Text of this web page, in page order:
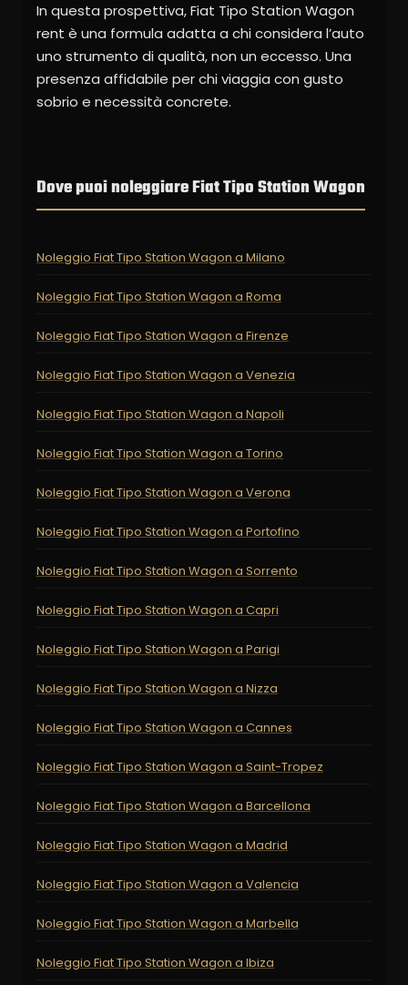
In questa prospettiva, Fiat Tipo Station Wagon
rent è una formula adatta a chi considera l’auto
uno strumento di qualità, non un eccesso. Una
presenza affidabile per chi viaggia con gusto
sobrio e necessità concrete.
Dove puoi noleggiare Fiat Tipo Station Wagon
Noleggio Fiat Tipo Station Wagon a Milano
Noleggio Fiat Tipo Station Wagon a Roma
Noleggio Fiat Tipo Station Wagon a Firenze
Noleggio Fiat Tipo Station Wagon a Venezia
Noleggio Fiat Tipo Station Wagon a Napoli
Noleggio Fiat Tipo Station Wagon a Torino
Noleggio Fiat Tipo Station Wagon a Verona
Noleggio Fiat Tipo Station Wagon a Portofino
Noleggio Fiat Tipo Station Wagon a Sorrento
Noleggio Fiat Tipo Station Wagon a Capri
Noleggio Fiat Tipo Station Wagon a Parigi
Noleggio Fiat Tipo Station Wagon a Nizza
Noleggio Fiat Tipo Station Wagon a Cannes
Noleggio Fiat Tipo Station Wagon a Saint-Tropez
Noleggio Fiat Tipo Station Wagon a Barcellona
Noleggio Fiat Tipo Station Wagon a Madrid
Noleggio Fiat Tipo Station Wagon a Valencia
Noleggio Fiat Tipo Station Wagon a Marbella
Noleggio Fiat Tipo Station Wagon a Ibiza